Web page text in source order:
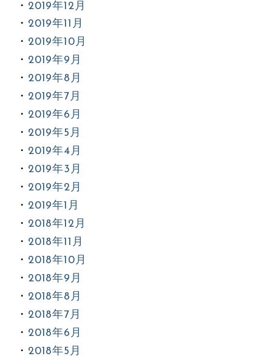
2019年12月
2019年11月
2019年10月
2019年9月
2019年8月
2019年7月
2019年6月
2019年5月
2019年4月
2019年3月
2019年2月
2019年1月
2018年12月
2018年11月
2018年10月
2018年9月
2018年8月
2018年7月
2018年6月
2018年5月